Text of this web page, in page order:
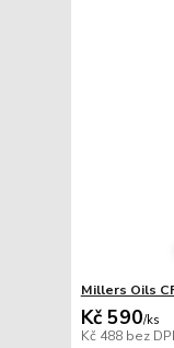
Millers Oils
Kč 590/ks
Kč 488 bez